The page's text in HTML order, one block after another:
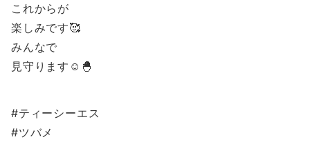
これからが
楽しみです🥰
みんなで
見守ります☺️🐣
#ティーシーエス
#ツバメ